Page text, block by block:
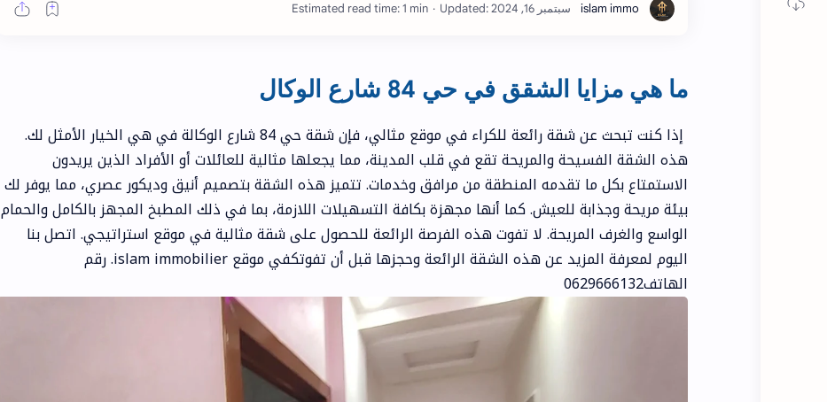
Estimated read time: 1 min
ما هي مزايا الشقق في حي 84 شارع الوكال
إذا كنت تبحث عن شقة رائعة للكراء في موقع مثالي، فإن شقة حي 84 شارع الوكالة في هي الخيار الأمثل لك.
هذه الشقة الفسيحة والمريحة تقع في قلب المدينة، مما يجعلها مثالية للعائلات أو الأفراد الذين يريدون
الاستمتاع بكل ما تقدمه المنطقة من مرافق وخدمات. تتميز هذه الشقة بتصميم أنيق وديكور عصري، مما يوفر لك
بيئة مريحة وجذابة للعيش. كما أنها مجهزة بكافة التسهيلات اللازمة، بما في ذلك المطبخ المجهز بالكامل والحمام
الواسع والغرف المريحة. لا تفوت هذه الفرصة الرائعة للحصول على شقة مثالية في موقع استراتيجي. اتصل بنا
اليوم لمعرفة المزيد عن هذه الشقة الرائعة وحجزها قبل أن تفوتكفي موقع islam immobilier. رقم
الهاتف0629666132